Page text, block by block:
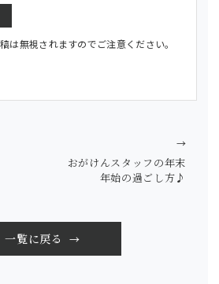
は無視されますのでご注意ください。
一覧に戻る
おがけんスタッフの年末
年始の過ごし方♪
→